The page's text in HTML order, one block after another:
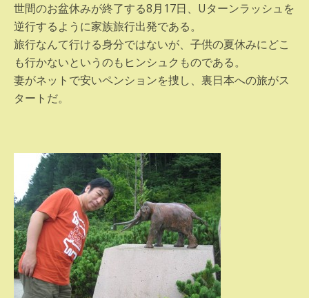
世間のお盆休みが終了する8月17日、Uターンラッシュを
逆行するように家族旅行出発である。
旅行なんて行ける身分ではないが、子供の夏休みにどこ
も行かないというのもヒンシュクものである。
妻がネットで安いペンションを捜し、裏日本への旅がス
タートだ。